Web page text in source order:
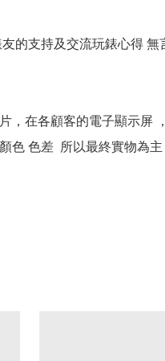
的支持及交流玩錶心得 無
，在各顧客的電子顯示屏
色 色差  所以最終實物為